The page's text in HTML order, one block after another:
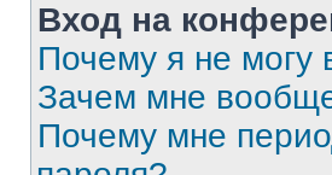
Вход на
Почему я не могу
Зачем мне
Почему мне